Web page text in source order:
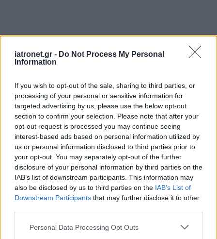
iatronet.gr - Do Not Process My Personal
Information
If you wish to opt-out of the sale, sharing to third parties, or
processing of your personal or sensitive information for
targeted advertising by us, please use the below opt-out
section to confirm your selection. Please note that after your
opt-out request is processed you may continue seeing
interest-based ads based on personal information utilized by
us or personal information disclosed to third parties prior to
your opt-out. You may separately opt-out of the further
disclosure of your personal information by third parties on the
IAB’s list of downstream participants. This information may
also be disclosed by us to third parties on the IAB’s List of
Downstream Participants that may further disclose it to other
Please note that this website/app uses one or more Google
Personal Data Processing Opt Outs